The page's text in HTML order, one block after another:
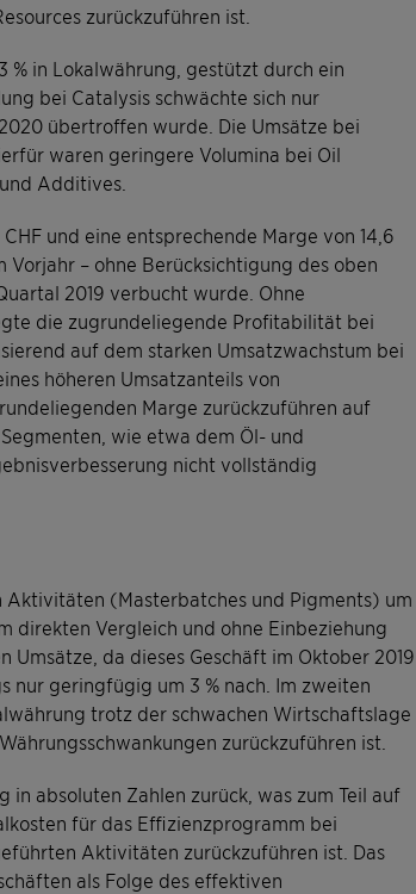
zurückzuführen ist.
% in Lokalwährung, gestützt durch ein
bei Catalysis schwächte sich nur
übertroffen wurde. Die Umsätze bei
waren geringere Volumina bei Oil
Additives.
und eine entsprechende Marge von 14,6
Vorjahr – ohne Berücksichtigung des oben
2019 verbucht wurde. Ohne
die zugrundeliegende Profitabilität bei
auf dem starken Umsatzwachstum bei
höheren Umsatzanteils von
Marge zurückzuführen auf
wie etwa dem Öl- und
nicht vollständig
(Masterbatches und Pigments) um
direkten Vergleich und ohne Einbeziehung
da dieses Geschäft im Oktober 2019
nur geringfügig um 3 % nach. Im zweiten
trotz der schwachen Wirtschaftslage
zurückzuführen ist.
absoluten Zahlen zurück, was zum Teil auf
für das Effizienzprogramm bei
Aktivitäten zurückzuführen ist. Das
als Folge des effektiven